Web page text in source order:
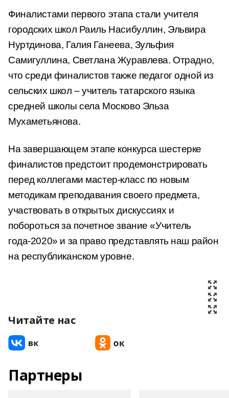
Финалистами первого этапа стали учителя
городских школ Раиль Насибуллин, Эльвира
Нуртдинова, Галия Ганеева, Зульфия
Самигуллина, Светлана Журавлева. Отрадно,
что среди финалистов также педагог одной из
сельских школ – учитель татарского языка
средней школы села Москово Эльза
Мухаметьянова.
На завершающем этапе конкурса шестерке
финалистов предстоит продемонстрировать
перед коллегами мастер-класс по новым
методикам преподавания своего предмета,
участвовать в открытых дискуссиях и
побороться за почетное звание «Учитель
года-2020» и за право представлять наш район
на республиканском уровне.
Читайте нас
Партнеры